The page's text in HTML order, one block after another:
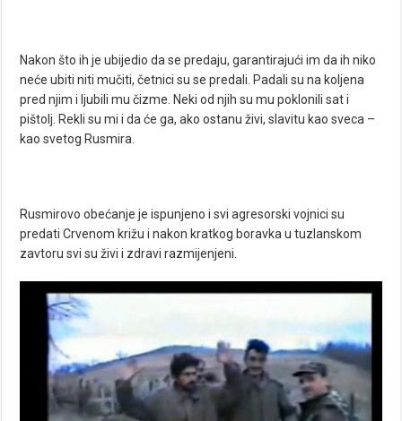
Nakon što ih je ubijedio da se predaju, garantirajući im da ih niko
neće ubiti niti mučiti, četnici su se predali. Padali su na koljena
pred njim i ljubili mu čizme. Neki od njih su mu poklonili sat i
pištolj. Rekli su mi i da će ga, ako ostanu živi, slavitu kao sveca –
kao svetog Rusmira.
Rusmirovo obećanje je ispunjeno i svi agresorski vojnici su
predati Crvenom križu i nakon kratkog boravka u tuzlanskom
zavtoru svi su živi i zdravi razmijenjeni.